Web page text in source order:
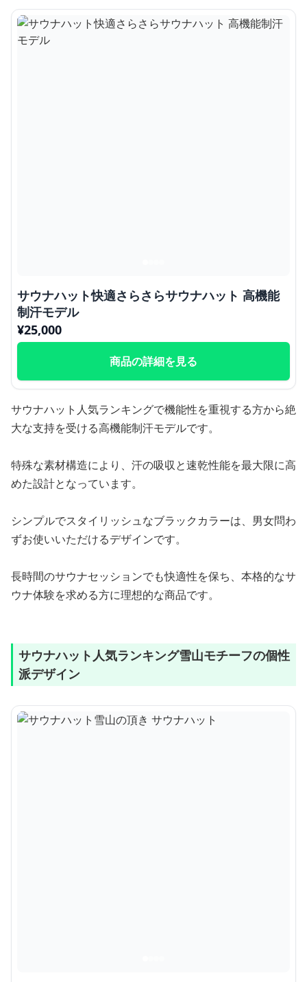
サウナハット快適さらさらサウナハット 高機能
制汗モデル
¥25,000
商品の詳細を見る
サウナハット人気ランキングで機能性を重視する方から絶
大な支持を受ける高機能制汗モデルです。
特殊な素材構造により、汗の吸収と速乾性能を最大限に高
めた設計となっています。
シンプルでスタイリッシュなブラックカラーは、男女問わ
ずお使いいただけるデザインです。
長時間のサウナセッションでも快適性を保ち、本格的なサ
ウナ体験を求める方に理想的な商品です。
サウナハット人気ランキング雪山モチーフの個性
派デザイン